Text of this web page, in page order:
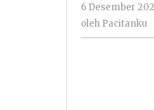
6 Desember
oleh Pacitanku